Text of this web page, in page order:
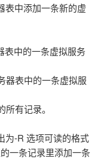
表中添加一条新的虚
表中的一条虚拟服务
器表中的一条虚拟服
有记录。
为-R 选项可读的格式
一条记录里添加一条